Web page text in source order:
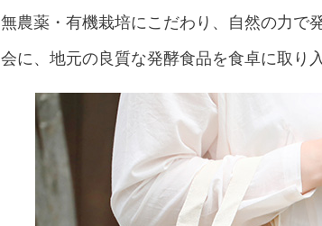
無農薬・有機栽培にこだわり、自然の力で
会に、地元の良質な発酵食品を食卓に取り